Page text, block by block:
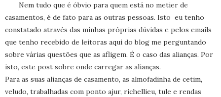
Nem tudo que é óbvio para quem está no metier de
casamentos, é de fato para as outras pessoas. Isto eu tenho
constatado através das minhas próprias dúvidas e pelos emails
que tenho recebido de leitoras aqui do blog me perguntando
sobre várias questões que as afligem. É o caso das alianças. Por
isto, este post sobre onde carregar as alianças.
Para as suas alianças de casamento, as almofadinha de cetim,
veludo, trabalhadas com ponto ajur, richellieu, tule e rendas